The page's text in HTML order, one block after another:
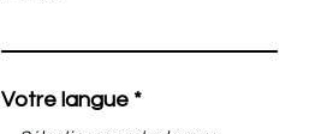
Votre langue